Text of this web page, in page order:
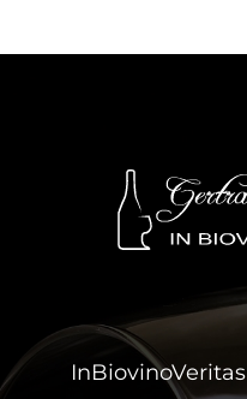
InBiovinoVeritas